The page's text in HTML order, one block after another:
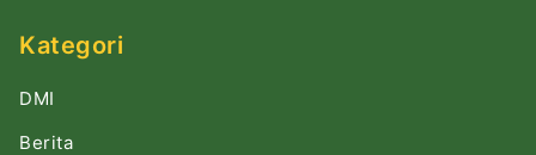
Kategori
DMI
Berita